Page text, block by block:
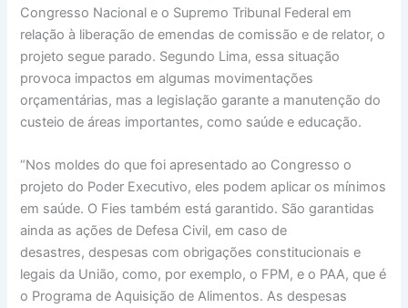
Congresso Nacional e o Supremo Tribunal Federal em
relação à liberação de emendas de comissão e de relator, o
projeto segue parado. Segundo Lima, essa situação
provoca impactos em algumas movimentações
orçamentárias, mas a legislação garante a manutenção do
custeio de áreas importantes, como saúde e educação.
“Nos moldes do que foi apresentado ao Congresso o
projeto do Poder Executivo, eles podem aplicar os mínimos
em saúde. O Fies também está garantido. São garantidas
ainda as ações de Defesa Civil, em caso de
desastres, despesas com obrigações constitucionais e
legais da União, como, por exemplo, o FPM, e o PAA, que é
o Programa de Aquisição de Alimentos. As despesas